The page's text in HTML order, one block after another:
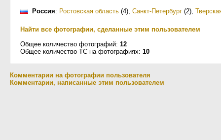
Россия: Ростовская область (4), Санкт-Петербург (2),
Найти все фотографии, сделанные этим пользователем
Общее количество фотографий: 12
Общее количество ТС на фотографиях: 10
Комментарии на фотографии пользователя
Комментарии, написанные этим пользователем